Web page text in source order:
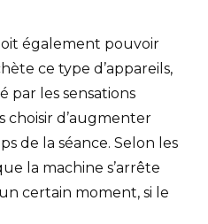
également pouvoir
ce type d’appareils,
par les sensations
choisir d’augmenter
de la séance. Selon les
la machine s’arrête
certain moment, si le